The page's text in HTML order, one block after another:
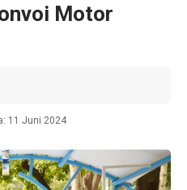
Motor
11 Juni 2024